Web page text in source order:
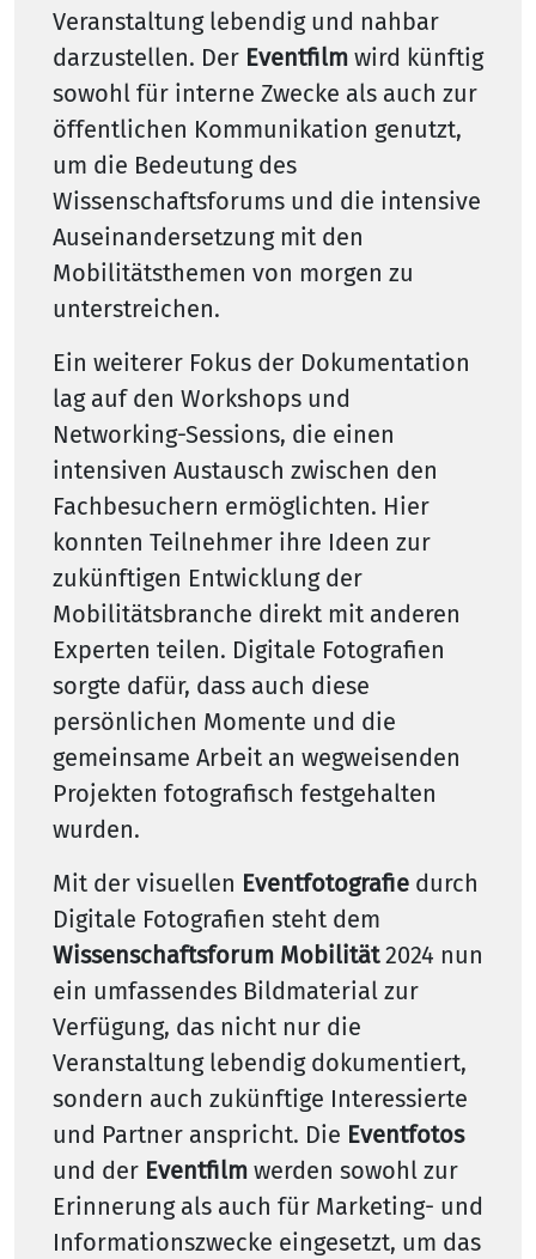
Veranstaltung lebendig und nahbar
darzustellen. Der Eventfilm wird künftig
sowohl für interne Zwecke als auch zur
öffentlichen Kommunikation genutzt,
um die Bedeutung des
Wissenschaftsforums und die intensive
Auseinandersetzung mit den
Mobilitätsthemen von morgen zu
unterstreichen.
Ein weiterer Fokus der Dokumentation
lag auf den Workshops und
Networking-Sessions, die einen
intensiven Austausch zwischen den
Fachbesuchern ermöglichten. Hier
konnten Teilnehmer ihre Ideen zur
zukünftigen Entwicklung der
Mobilitätsbranche direkt mit anderen
Experten teilen. Digitale Fotografien
sorgte dafür, dass auch diese
persönlichen Momente und die
gemeinsame Arbeit an wegweisenden
Projekten fotografisch festgehalten
wurden.
Mit der visuellen Eventfotografie durch
Digitale Fotografien steht dem
Wissenschaftsforum Mobilität2024 nun
ein umfassendes Bildmaterial zur
Verfügung, das nicht nur die
Veranstaltung lebendig dokumentiert,
sondern auch zukünftige Interessierte
und Partner anspricht. Die Eventfotos
und der Eventfilm werden sowohl zur
Erinnerung als auch für Marketing- und
Informationszwecke eingesetzt, um das